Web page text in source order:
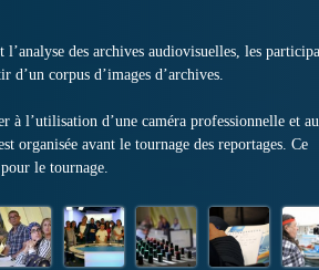
des archives audiovisuelles, les
d’un corpus d’images d’archives.
à l’utilisation d’une caméra professionnelle et au
organisée avant le tournage des reportages. Ce
le tournage.